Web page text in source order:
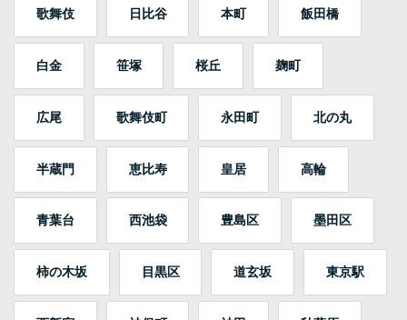
歌舞伎 日比谷 本町 飯田橋
白金 笹塚 桜丘 麹町
広尾 歌舞伎町 永田町 北の丸
半蔵門 恵比寿 皇居 高輪
青葉台 西池袋 豊島区 墨田区
柿の木坂 目黒区 道玄坂 東京駅